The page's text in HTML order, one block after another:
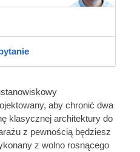
aby chronić dwa
klasycznej architektury do
z pewnością będziesz
z wolno rosnącego